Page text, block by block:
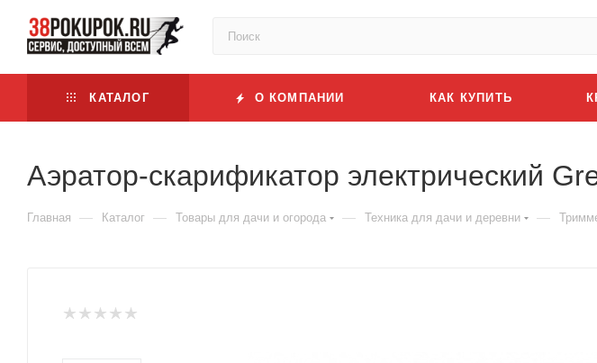
КАТАЛОГ О КОМПАНИИ КАК КУПИТЬ
Аэратор-скарификатор электрический
Главная — Каталог — Товары для дачи и огорода — Техника для дачи и деревни —